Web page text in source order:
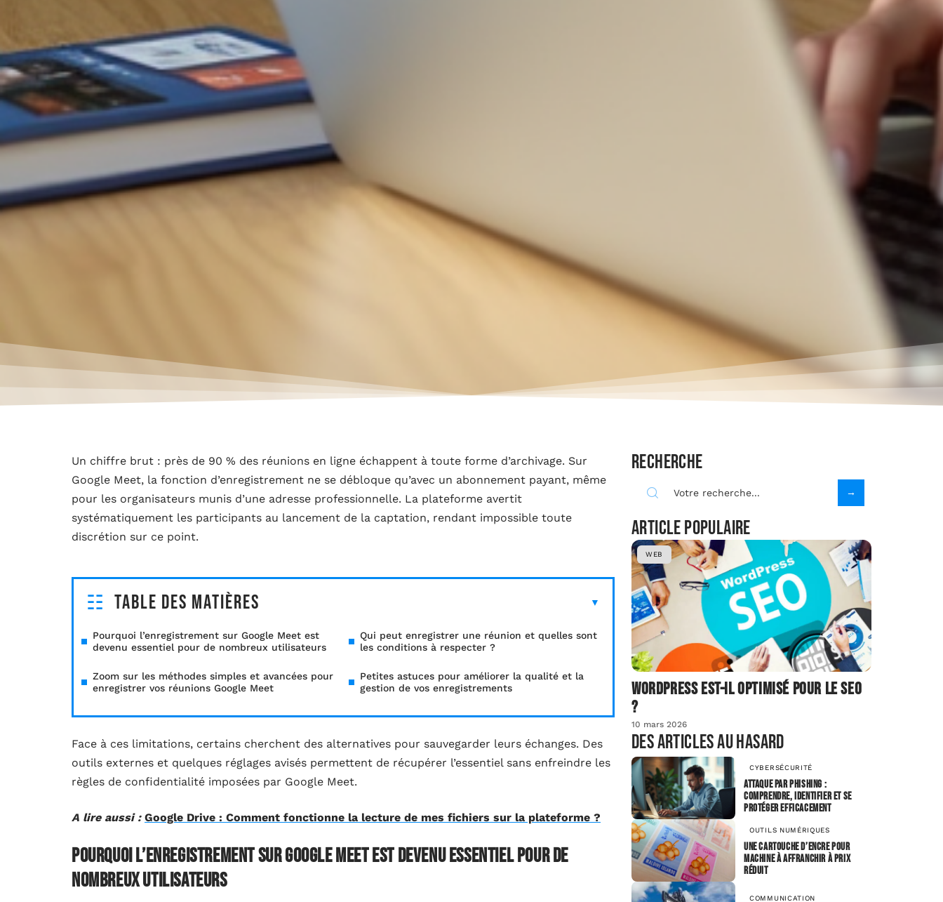
Un chiffre brut : près de 90 % des réunions en ligne échappent à toute forme d’archivage. Sur
Google Meet, la fonction d’enregistrement ne se débloque qu’avec un abonnement payant, même
pour les organisateurs munis d’une adresse professionnelle. La plateforme avertit
systématiquement les participants au lancement de la captation, rendant impossible toute
discrétion sur ce point.
Table des matières
Pourquoi l’enregistrement sur Google Meet est
devenu essentiel pour de nombreux utilisateurs
Qui peut enregistrer une réunion et quelles sont
les conditions à respecter ?
Zoom sur les méthodes simples et avancées pour
enregistrer vos réunions Google Meet
Petites astuces pour améliorer la qualité et la
gestion de vos enregistrements
Face à ces limitations, certains cherchent des alternatives pour sauvegarder leurs échanges. Des
outils externes et quelques réglages avisés permettent de récupérer l’essentiel sans enfreindre les
règles de confidentialité imposées par Google Meet.
A lire aussi : Google Drive : Comment fonctionne la lecture de mes fichiers sur la plateforme ?
Pourquoi l’enregistrement sur Google Meet est devenu essentiel pour de
nombreux utilisateurs
Recherche
Article populaire
WEB
Wordpress est-il optimisé pour le SEO
?
10 mars 2026
Des articles au hasard
CYBERSÉCURITÉ
Attaque par phishing :
comprendre, identifier et se
protéger efficacement
OUTILS NUMÉRIQUES
Une cartouche d’encre pour
machine à affranchir à prix
réduit
COMMUNICATION